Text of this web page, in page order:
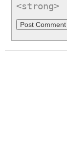
<strong>